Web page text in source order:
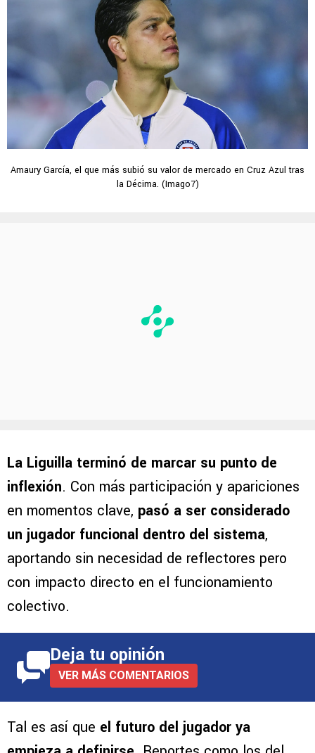
Amaury García, el que más subió su valor de mercado en Cruz Azul tras
la Décima. (Imago7)
La Liguilla terminó de marcar su punto de
inflexión. Con más participación y apariciones
en momentos clave, pasó a ser considerado
un jugador funcional dentro del sistema,
aportando sin necesidad de reflectores pero
con impacto directo en el funcionamiento
colectivo.
Deja tu opinión
VER MÁS COMENTARIOS
Tal es así que el futuro del jugador ya